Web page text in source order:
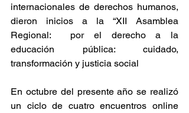
internacionales de derechos humanos,
dieron inicios a la “XII Asamblea
Regional:  por el derecho a la
educación pública: cuidado,
transformación y justicia social
En octubre del presente año se realizó
un ciclo de cuatro encuentros online